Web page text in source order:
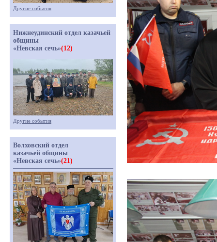
Другие события
Нижнеудинский отдел казачьей
общины
«Невская сечь»(12)
Другие события
Волховский отдел
казачьей общины
«Невская сечь»(21)